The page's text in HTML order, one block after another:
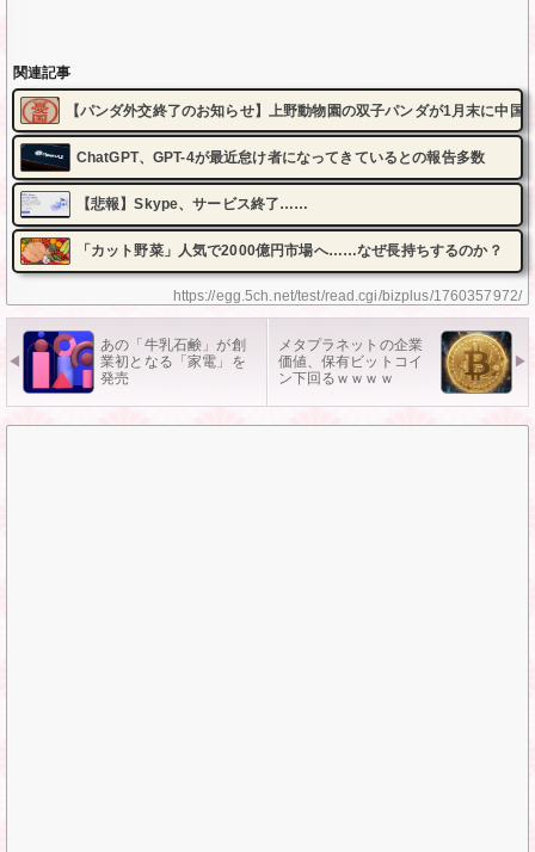
https://egg.5ch.net/test/read.cgi/bizplus/1760357972/
関連記事
【パンダ外交終了のお知らせ】上野動物園の双子パンダが1月末に中
ChatGPT、GPT-4が最近怠け者になってきているとの報告多数
【悲報】Skype、サービス終了……
「カット野菜」人気で2000億円市場へ……なぜ長持ちするのか？
あの「牛乳石鹸」が創
業初となる「家電」を
発売
メタプラネットの企業
価値、保有ビットコイ
ン下回るｗｗｗｗ